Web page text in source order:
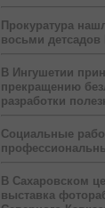
Прокуратура
восьми детсадов
В Ингушетии
прекращению
разработки
Социальные
В Сахаровском
выставка